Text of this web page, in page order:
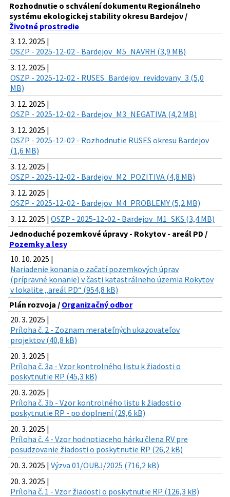
Rozhodnutie o schválení dokumentu Regionálneho
systému ekologickej stability okresu Bardejov /
Životné prostredie
3. 12. 2025 |
OSZP - 2025-12-02 - Bardejov_M5_NAVRH (3,9 MB)
3. 12. 2025 |
OSZP - 2025-12-02 - RUSES_Bardejov_revidovany_3 (5,0
MB)
3. 12. 2025 |
OSZP - 2025-12-02 - Bardejov_M3_NEGATIVA (4,2 MB)
3. 12. 2025 |
OSZP - 2025-12-02 - Rozhodnutie RUSES okresu Bardejov
(1,6 MB)
3. 12. 2025 |
OSZP - 2025-12-02 - Bardejov_M2_POZITIVA (4,8 MB)
3. 12. 2025 |
OSZP - 2025-12-02 - Bardejov_M4_PROBLEMY (5,2 MB)
3. 12. 2025 | OSZP - 2025-12-02 - Bardejov_M1_SKS (3,4 MB)
Jednoduché pozemkové úpravy - Rokytov - areál PD /
Pozemky a lesy
10. 10. 2025 |
Nariadenie konania o začatí pozemkových úprav
(prípravné konanie) v časti katastrálneho územia Rokytov
v lokalite „areál PD“ (954,8 kB)
Plán rozvoja / Organizačný odbor
20. 3. 2025 |
Príloha č. 2 - Zoznam merateľných ukazovateľov
projektov (40,8 kB)
20. 3. 2025 |
Príloha č. 3a - Vzor kontrolného listu k žiadosti o
poskytnutie RP (45,3 kB)
20. 3. 2025 |
Príloha č. 3b - Vzor kontrolného listu k žiadosti o
poskytnutie RP - po doplnení (29,6 kB)
20. 3. 2025 |
Príloha č. 4 - Vzor hodnotiaceho hárku člena RV pre
posudzovanie žiadosti o poskytnutie RP (26,2 kB)
20. 3. 2025 | Výzva 01/OUBJ/2025 (716,2 kB)
20. 3. 2025 |
Príloha č. 1 - Vzor žiadosti o poskytnutie RP (126,3 kB)